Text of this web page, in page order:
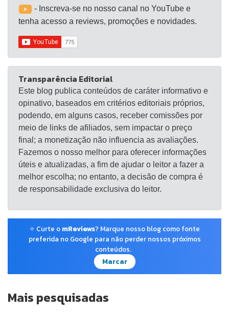
- Inscreva-se no nosso canal no YouTube e
tenha acesso a reviews, promoções e novidades.
Transparência Editorial
Este blog publica conteúdos de caráter informativo e
opinativo, baseados em critérios editoriais próprios,
podendo, em alguns casos, receber comissões por
meio de links de afiliados, sem impactar o preço
final; a monetização não influencia as avaliações.
Fazemos o nosso melhor para oferecer informações
úteis e atualizadas, a fim de ajudar o leitor a fazer a
melhor escolha; no entanto, a decisão de compra é
de responsabilidade exclusiva do leitor.
⭐ Curte o mReviews? Marque nosso blog como fonte
preferida no Google para não perder nossos próximos
conteúdos.
Marcar
Mais pesquisadas